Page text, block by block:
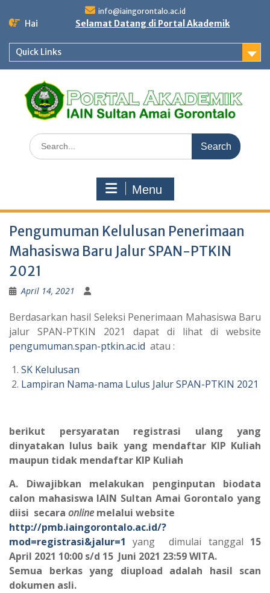
info@iaingorontalo.ac.id
Hai Selamat Datang di Portal Akademik
Quick Links
Search
for:
Menu
Pengumuman Kelulusan Penerimaan
Mahasiswa Baru Jalur SPAN-PTKIN
2021
April 14, 2021
Berdasarkan hasil Seleksi Penerimaan Mahasiswa Baru
jalur SPAN-PTKIN 2021 dapat di lihat di website
pengumuman.span-ptkin.ac.id atau :
SK Kelulusan
Lampiran Nama-nama Lulus Jalur SPAN-PTKIN 2021
berikut persyaratan registrasi ulang yang
dinyatakan lulus baik yang mendaftar KIP Kuliah
maupun tidak mendaftar KIP Kuliah
A. Diwajibkan melakukan penginputan biodata
calon mahasiswa IAIN Sultan Amai Gorontalo yang
diisi secara online melalui website
http://pmb.iaingorontalo.ac.id/?
mod=registrasi&jalur=1 yang dimulai tanggal 15
April 2021 10:00 s/d 15 Juni 2021 23:59 WITA.
Semua berkas yang diupload adalah hasil scan
dokumen asli.